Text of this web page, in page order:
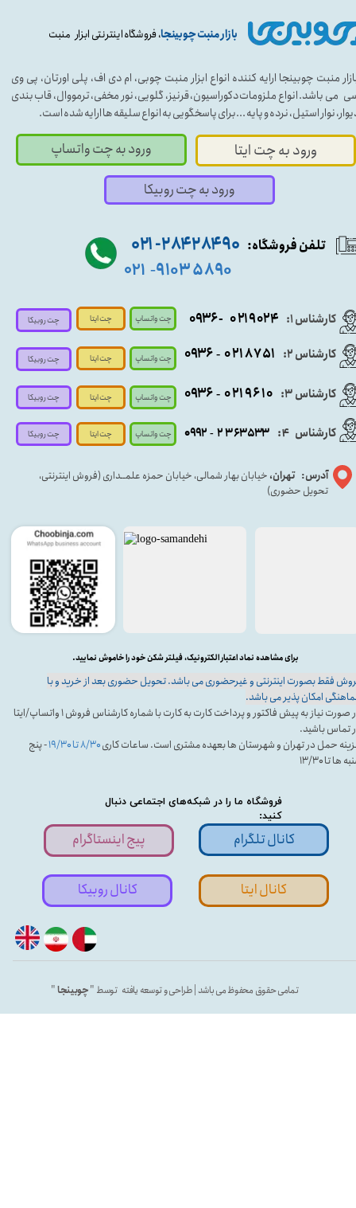
بازار منبت چوبینجا، فروشگاه اینترنتی ابزار منبت
فروشگاه ما را در شبکه‌های اجتماعی دنبال
کنید:
منبت چوبینجا ارایه کننده انواع ابزار منبت چوبی، ام دی اف، پلی اورتان، پی وی
می باشد. انواع ملزومات دکوراسیون، قرنیز، گلویی، نور مخفی، ترمووال، قاب بندی
نوار استیل، نرده و پایه ...برای پاسخگویی به انواع سلیقه ها ارایه شده است.
تمامی حقوق محفوظ می باشد | طراحی و توسعه یافته توسط "چوبینجا"
کارشناس ۱: ۰۲۱۹۰۲۴ - ۰۹۳۶
آدرس: تهران، خیابان بهار شمالی، خیابان حمزه علمــداری (فروش اینترنتی،
تحویل حضوری)
ورود به چت ایتا ورود به چت واتساپ
تلفن فروشگاه: ۹۰ ۲۸۴ ۲۸۴- ۰۲۱
۵۸۹۰ ۹۱۰۳ -۰۲۱
کارشناس ۳: ۰۲۱۹۶۱۰ -۰۹۳۶
فقط بصورت اینترنتی و غیرحضوری می باشد. تحویل حضوری بعد از خرید و با
امکان پذیر می باشد.
در صورت نیاز به پیش فاکتور و پرداخت کارت به کارت با شماره کارشناس فروش ۱ واتساپ/ایتا
تماس باشید.
حمل در تهران و شهرستان ها بعهده مشتری است. ساعات کاری۸/۳۰ تا ۱۹/۳۰
- پنج
ها تا ۱۳/۳۰
برای مشاهده نماد اعتبار الکترونیک، فیلتر شکن خود را خاموش نمایید.
پیج اینستاگرام کانال تلگرام
کارشناس ۲: ۰۲۱۸۷۵۱ - ۰۹۳۶
کانال ایتا کانال روبیکا
ورود به چت روبیکا
کارشناس 4
: ۲۳۶۳۵۳۳ - ۰۹۹۲
چت واتساپ
چت واتساپ
چت واتساپ
چت واتساپ
چت ایتا
چت ایتا
چت ایتا
چت ایتا
چت روبیکا
چت روبیکا
چت روبیکا
چت روبیکا